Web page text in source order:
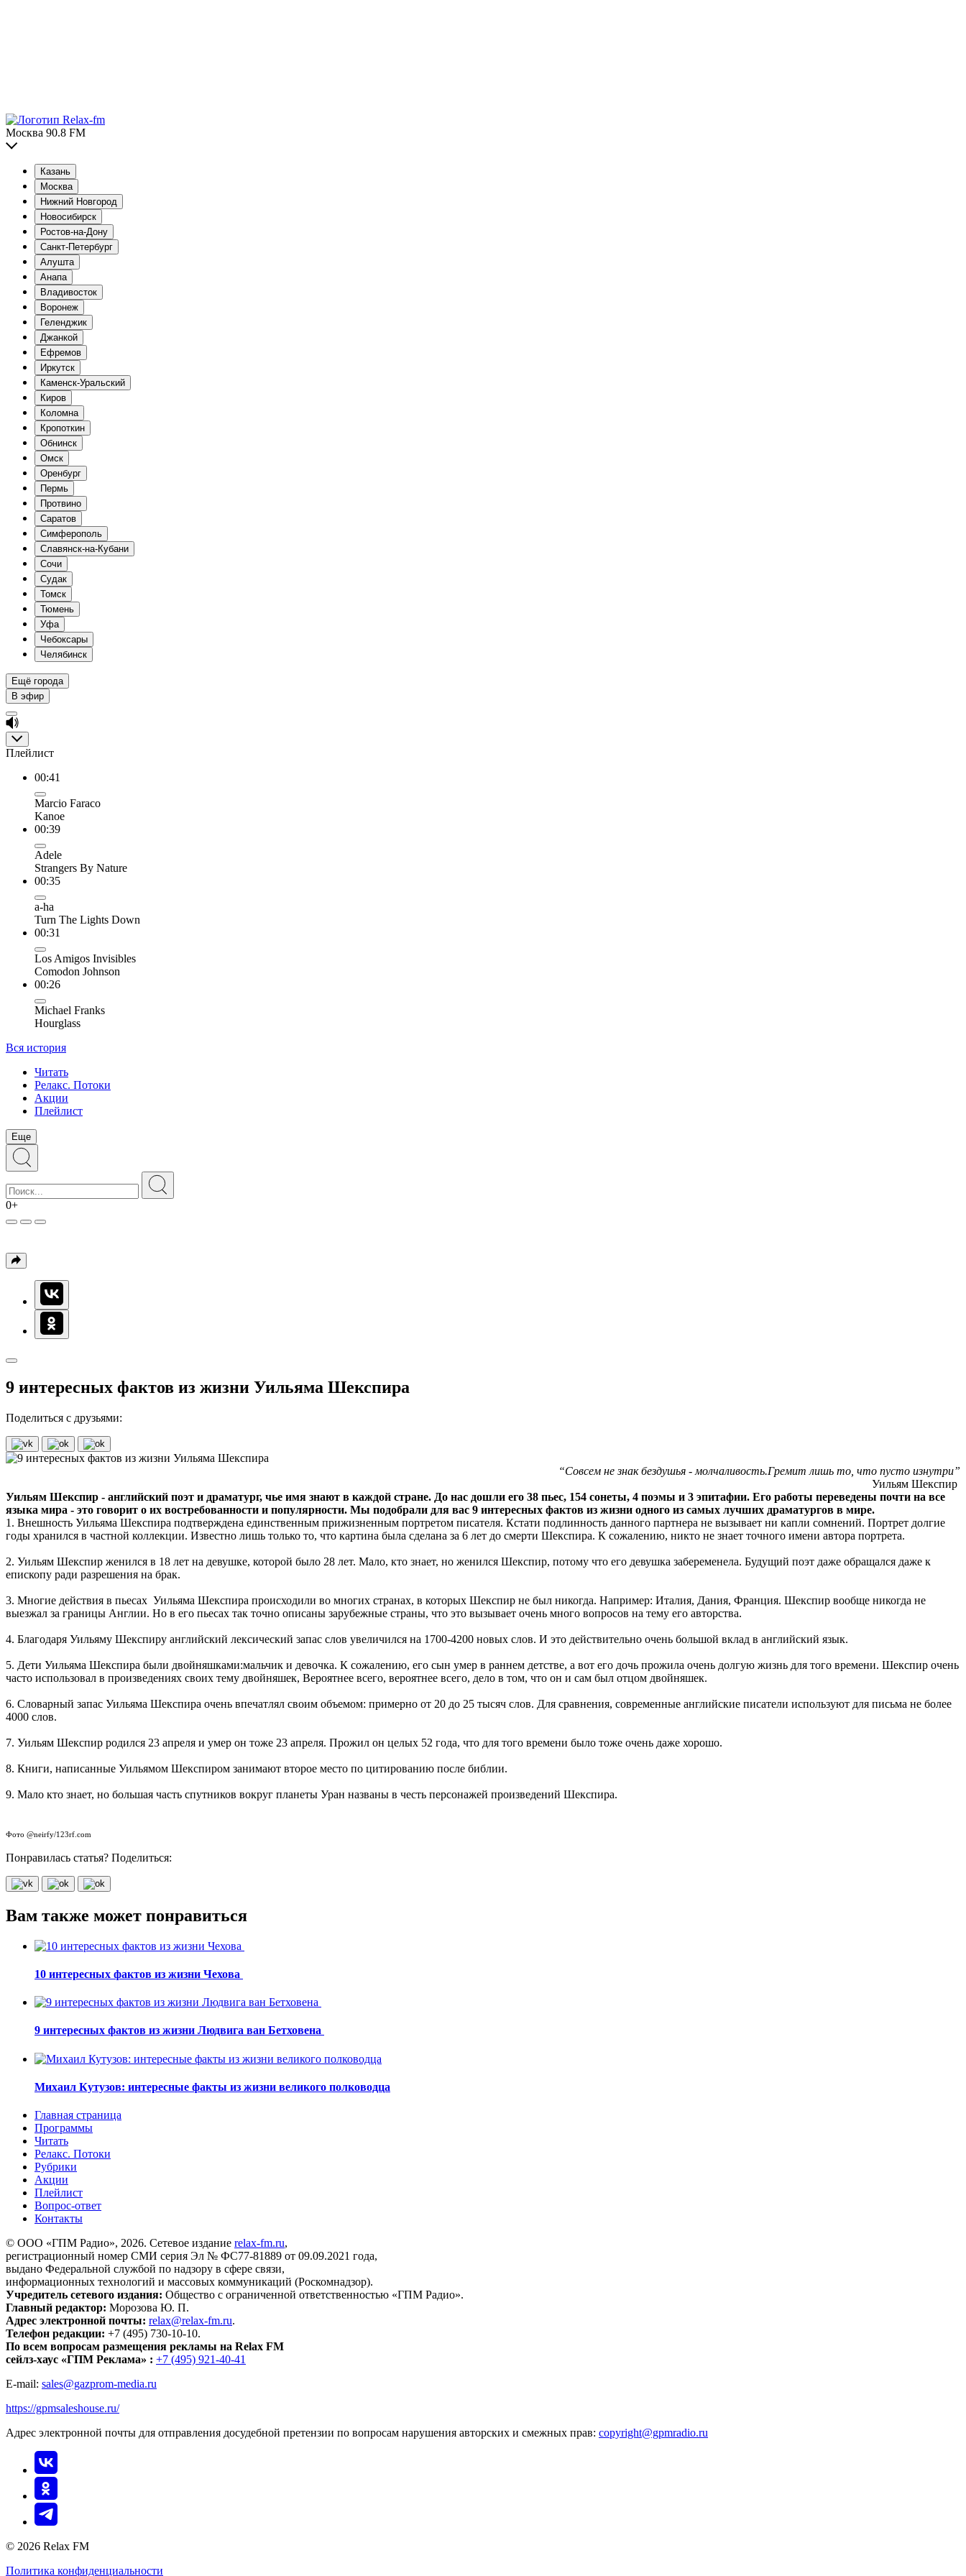
Москва 90.8 FM
Казань
Москва
Нижний Новгород
Новосибирск
Ростов-на-Дону
Санкт-Петербург
Алушта
Анапа
Владивосток
Воронеж
Геленджик
Джанкой
Ефремов
Иркутск
Каменск-Уральский
Киров
Коломна
Кропоткин
Обнинск
Омск
Оренбург
Пермь
Протвино
Саратов
Симферополь
Славянск-на-Кубани
Сочи
Судак
Томск
Тюмень
Уфа
Чебоксары
Челябинск
Ещё города
В эфир
Плейлист
00:41
Marcio Faraco
Kanoe
00:39
Adele
Strangers By Nature
00:35
a-ha
Turn The Lights Down
00:31
Los Amigos Invisibles
Comodon Johnson
00:26
Michael Franks
Hourglass
Вся история
Читать
Релакс. Потоки
Акции
Плейлист
Еще
0+
9 интересных фактов из жизни Уильяма Шекспира
Поделиться с друзьями:
“Совсем не знак бездушья - молчаливость.Гремит лишь то, что пусто изнутри”
Уильям Шекспир
Уильям Шекспир - английский поэт и драматург, чье имя знают в каждой стране. До нас дошли его 38 пьес, 154 сонеты, 4 поэмы и 3 эпитафии. Его работы переведены почти на все
языка мира - это говорит о их востребованности и популярности. Мы подобрали для вас 9 интересных фактов из жизни одного из самых лучших драматургов в мире.
1. Внешность Уильяма Шекспира подтверждена единственным прижизненным портретом писателя. Кстати подлинность данного партнера не вызывает ни капли сомнений. Портрет долгие
годы хранился в частной коллекции. Известно лишь только то, что картина была сделана за 6 лет до смерти Шекспира. К сожалению, никто не знает точного имени автора портрета.
2. Уильям Шекспир женился в 18 лет на девушке, которой было 28 лет. Мало, кто знает, но женился Шекспир, потому что его девушка забеременела. Будущий поэт даже обращался даже к
епископу ради разрешения на брак.
3. Многие действия в пьесах Уильяма Шекспира происходили во многих странах, в которых Шекспир не был никогда. Например: Италия, Дания, Франция. Шекспир вообще никогда не
выезжал за границы Англии. Но в его пьесах так точно описаны зарубежные страны, что это вызывает очень много вопросов на тему его авторства.
4. Благодаря Уильяму Шекспиру английский лексический запас слов увеличился на 1700-4200 новых слов. И это действительно очень большой вклад в английский язык.
5. Дети Уильяма Шекспира были двойняшками:мальчик и девочка. К сожалению, его сын умер в раннем детстве, а вот его дочь прожила очень долгую жизнь для того времени. Шекспир очень
часто использовал в произведениях своих тему двойняшек, Вероятнее всего, вероятнее всего, дело в том, что он и сам был отцом двойняшек.
6. Словарный запас Уильяма Шекспира очень впечатлял своим объемом: примерно от 20 до 25 тысяч слов. Для сравнения, современные английские писатели используют для письма не более
4000 слов.
7. Уильям Шекспир родился 23 апреля и умер он тоже 23 апреля. Прожил он целых 52 года, что для того времени было тоже очень даже хорошо.
8. Книги, написанные Уильямом Шекспиром занимают второе место по цитированию после библии.
9. Мало кто знает, но большая часть спутников вокруг планеты Уран названы в честь персонажей произведений Шекспира.
Фото @neirfy/123rf.com
Понравилась статья? Поделиться:
Вам также может понравиться
10 интересных фактов из жизни Чехова
9 интересных фактов из жизни Людвига ван Бетховена
Михаил Кутузов: интересные факты из жизни великого полководца
Главная страница
Программы
Читать
Релакс. Потоки
Рубрики
Акции
Плейлист
Вопрос-ответ
Контакты
© ООО «ГПМ Радио», 2026. Сетевое издание relax-fm.ru,
регистрационный номер СМИ серия Эл № ФС77-81889 от 09.09.2021 года,
выдано Федеральной службой по надзору в сфере связи,
информационных технологий и массовых коммуникаций (Роскомнадзор).
Учредитель сетевого издания: Общество с ограниченной ответственностью «ГПМ Радио».
Главный редактор: Морозова Ю. П.
Адрес электронной почты: relax@relax-fm.ru.
Телефон редакции: +7 (495) 730-10-10.
По всем вопросам размещения рекламы на Relax FM
сейлз-хаус «ГПМ Реклама» : +7 (495) 921-40-41
E-mail: sales@gazprom-media.ru
https://gpmsaleshouse.ru/
Адрес электронной почты для отправления досудебной претензии по вопросам нарушения авторских и смежных прав: copyright@gpmradio.ru
© 2026 Relax FM
Политика конфиденциальности